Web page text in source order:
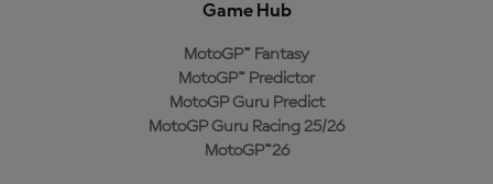
Game Hub
MotoGP™ Fantasy
MotoGP™ Predictor
MotoGP Guru Predict
MotoGP Guru Racing 25/26
MotoGP™26